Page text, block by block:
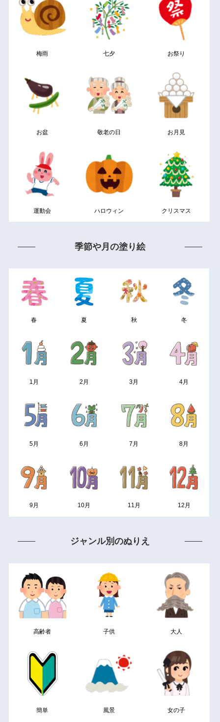
梅雨 七夕 お祭り
お盆 敬老の日 お月見
運動会 ハロウィン クリスマス
季節や月の塗り絵
春 夏 秋 冬
1月 2月 3月 4月
5月 6月 7月 8月
9月 10月 11月 12月
ジャンル別のぬりえ
高齢者 子供 大人
簡単 風景 女の子